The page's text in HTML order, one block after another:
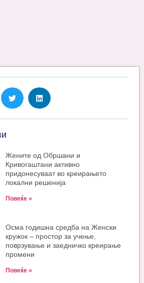
Жените од Обршани и
Кривогаштани активно
придонесуваат во креирањето
локални решенија
Повеќе »
Oсма годишна средба на Женски
кружок – простор за учење,
поврзување и заедничко креирање
промени
Повеќе »